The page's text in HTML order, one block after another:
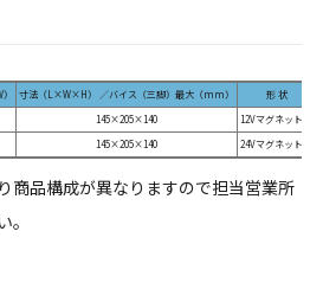
寸法（L×W×H） ／バイス（三脚）最大（mm） 形 状
145×205×140
12Vマグネット式
145×205×140 24Vマグネット式
商品構成が異なりますので担当営業所